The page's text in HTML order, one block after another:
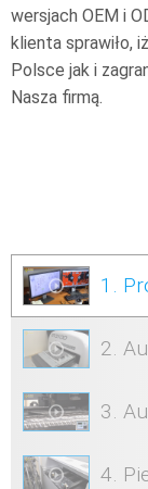
wersjach OEM i
klienta sprawiło,
Polsce jak i
Nasza firmą.
1.
2.
3.
4.